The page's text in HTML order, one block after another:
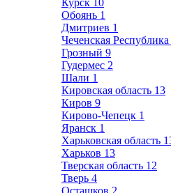
Курск 10
Обоянь 1
Дмитриев 1
Чеченская Республика
Грозный 9
Гудермес 2
Шали 1
Кировская область 13
Киров 9
Кирово-Чепецк 1
Яранск 1
Харьковская область
Харьков 13
Тверская область 12
Тверь 4
Осташков 2